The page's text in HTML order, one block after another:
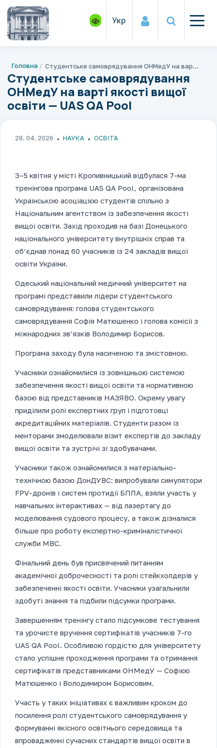
Укр
Головна Студентське самоврядування ОНМедУ на варті якості вищої освіти — UAS QA Pool
Студентське самоврядування
ОНМедУ на варті якості вищої
освіти — UAS QA Pool
28. 04. 2026 НАУКА ОСВІТА
3–5 квітня у місті Кропивницький відбулася 7-ма
тренінгова програма UAS QA Pool, організована
Українською асоціацією студентів спільно з
Національним агентством із забезпечення якості
вищої освіти. Захід проходив на базі Донецького
національного університету внутрішніх справ та
об’єднав понад 60 учасників із 24 закладів вищої
освіти України.
Одеський національний медичний університет на
програмі представили лідери студентського
самоврядування: голова студентського
самоврядування Софія Матюшенко і голова комісії з
міжнародних зв’язків Володимир Борисов.
Програма заходу була насиченою та змістовною.
Учасники ознайомилися із зовнішньою системою
забезпечення якості вищої освіти та нормативною
базою від представників НАЗЯВО. Окрему увагу
приділили ролі експертних груп і підготовці
акредитаційних матеріалів. Студенти разом із
менторами змоделювали візит експертів до закладу
вищої освіти та зустрічі зі здобувачами.
Учасники також ознайомилися з матеріально-
технічною базою ДонДУВС: випробували симулятори
FPV-дронів і систем протидії БПЛА, взяли участь у
навчальних інтерактивах — від лазертагу до
моделювання судового процесу, а також дізналися
більше про роботу експертно-криміналістичної
служби МВС.
Фінальний день був присвячений питанням
академічної доброчесності та ролі стейкхолдерів у
забезпеченні якості освіти. Учасники узагальнили
здобуті знання та підбили підсумки програми.
Завершенням тренінгу стало підсумкове тестування
та урочисте вручення сертифікатів учасників 7-го
UAS QA Pool. Особливою гордістю для університету
стало успішне проходження програми та отримання
сертифікатів представниками ОНМедУ — Софією
Матюшенко і Володимиром Борисовим.
Участь у таких ініціативах є важливим кроком до
посилення ролі студентського самоврядування у
формуванні якісного освітнього середовища та
впровадженні сучасних стандартів вищої освіти в